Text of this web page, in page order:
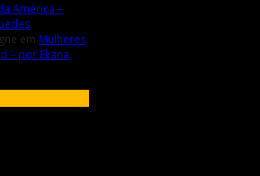
América –
em Mulheres
– por Eliana